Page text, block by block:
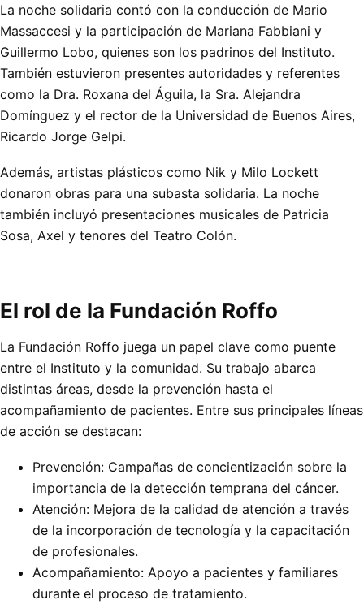
La noche solidaria contó con la conducción de Mario
Massaccesi y la participación de Mariana Fabbiani y
Guillermo Lobo, quienes son los padrinos del Instituto.
También estuvieron presentes autoridades y referentes
como la Dra. Roxana del Águila, la Sra. Alejandra
Domínguez y el rector de la Universidad de Buenos Aires,
Ricardo Jorge Gelpi.
Además, artistas plásticos como Nik y Milo Lockett
donaron obras para una subasta solidaria. La noche
también incluyó presentaciones musicales de Patricia
Sosa, Axel y tenores del Teatro Colón.
El rol de la Fundación Roffo
La Fundación Roffo juega un papel clave como puente
entre el Instituto y la comunidad. Su trabajo abarca
distintas áreas, desde la prevención hasta el
acompañamiento de pacientes. Entre sus principales líneas
de acción se destacan:
Prevención: Campañas de concientización sobre la
importancia de la detección temprana del cáncer.
Atención: Mejora de la calidad de atención a través
de la incorporación de tecnología y la capacitación
de profesionales.
Acompañamiento: Apoyo a pacientes y familiares
durante el proceso de tratamiento.